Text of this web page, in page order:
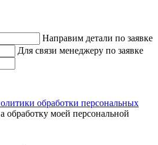
Направим детали по заявке
Для связи менеджеру по заявке
обработки персональных
обработку моей персональной